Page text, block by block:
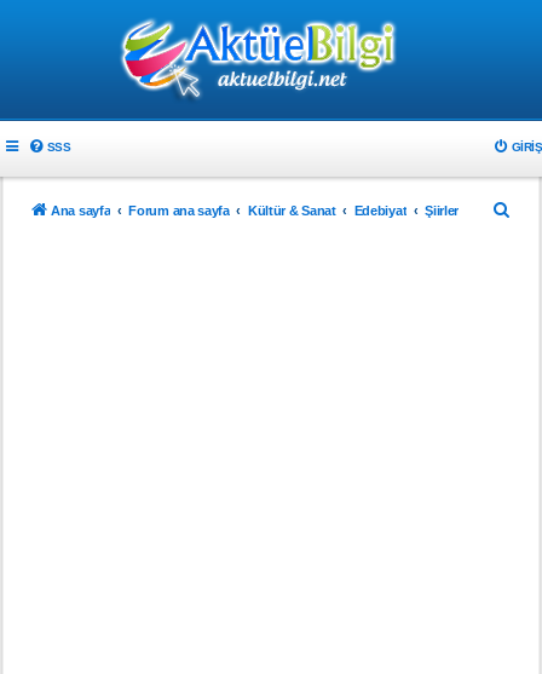
SSS GIRIŞ
Ana sayfa Forum ana sayfa Kültür & Sanat Edebiyat Şiirler